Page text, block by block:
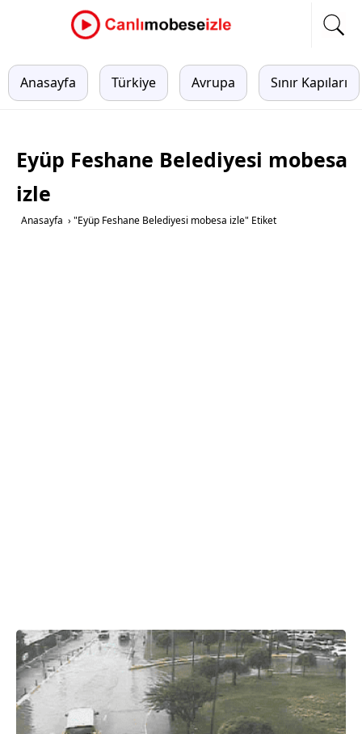
Anasayfa Türkiye Avrupa Sınır Kapıları
Eyüp Feshane Belediyesi mobesa
izle
Anasayfa › "Eyüp Feshane Belediyesi mobesa izle" Etiket